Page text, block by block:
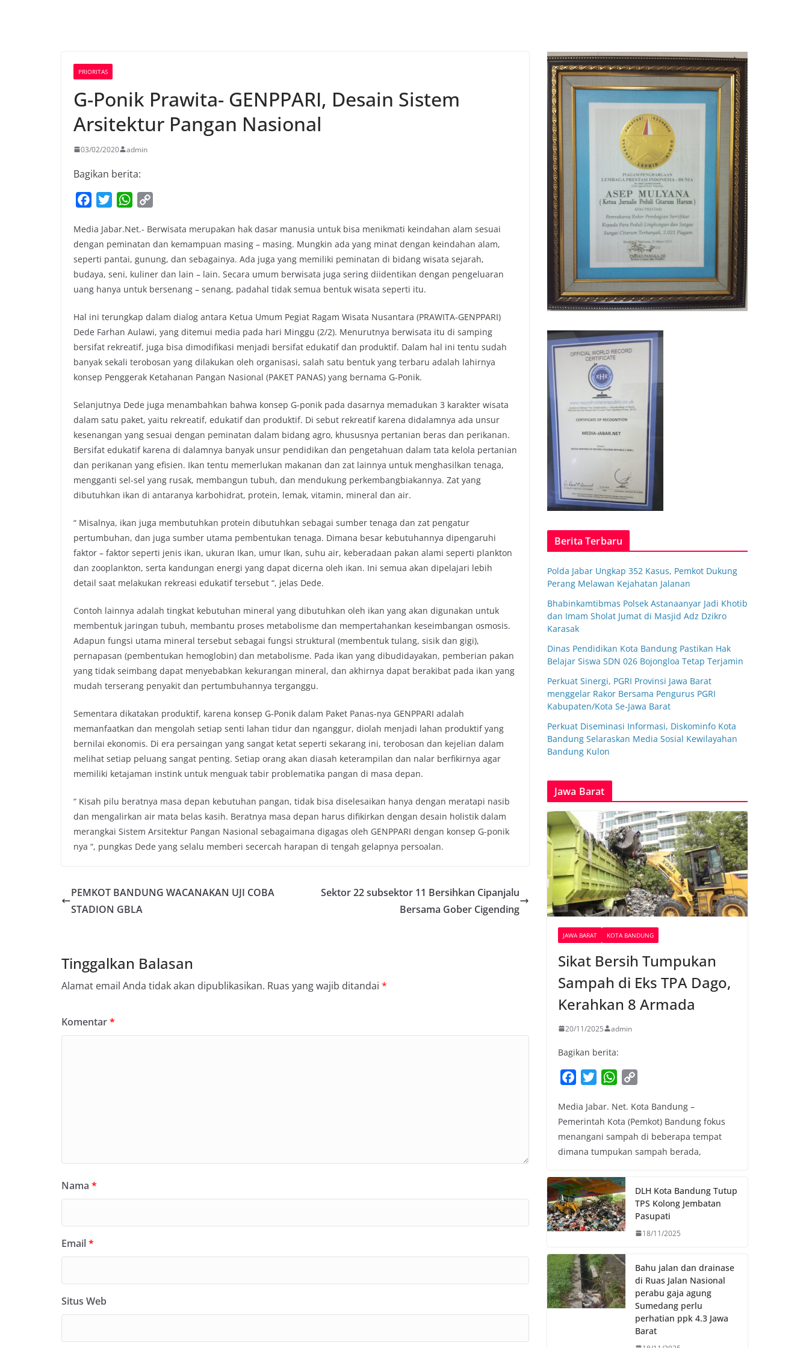
PRIORITAS
G-Ponik Prawita- GENPPARI, Desain Sistem
Arsitektur Pangan Nasional
03/02/2020 admin
Bagikan berita:
c
e
b
o
o
i
t
t
e
r
W
a
t
s
A
p
p
y
L
i
n
Media Jabar.Net.- Berwisata merupakan hak dasar manusia untuk bisa menikmati keindahan alam sesuai
dengan peminatan dan kemampuan masing – masing. Mungkin ada yang minat dengan keindahan alam,
seperti pantai, gunung, dan sebagainya. Ada juga yang memiliki peminatan di bidang wisata sejarah,
budaya, seni, kuliner dan lain – lain. Secara umum berwisata juga sering diidentikan dengan pengeluaran
uang hanya untuk bersenang – senang, padahal tidak semua bentuk wisata seperti itu.
Hal ini terungkap dalam dialog antara Ketua Umum Pegiat Ragam Wisata Nusantara (PRAWITA-GENPPARI)
Dede Farhan Aulawi, yang ditemui media pada hari Minggu (2/2). Menurutnya berwisata itu di samping
bersifat rekreatif, juga bisa dimodifikasi menjadi bersifat edukatif dan produktif. Dalam hal ini tentu sudah
banyak sekali terobosan yang dilakukan oleh organisasi, salah satu bentuk yang terbaru adalah lahirnya
konsep Penggerak Ketahanan Pangan Nasional (PAKET PANAS) yang bernama G-Ponik.
Selanjutnya Dede juga menambahkan bahwa konsep G-ponik pada dasarnya memadukan 3 karakter wisata
dalam satu paket, yaitu rekreatif, edukatif dan produktif. Di sebut rekreatif karena didalamnya ada unsur
kesenangan yang sesuai dengan peminatan dalam bidang agro, khususnya pertanian beras dan perikanan.
Bersifat edukatif karena di dalamnya banyak unsur pendidikan dan pengetahuan dalam tata kelola pertanian
dan perikanan yang efisien. Ikan tentu memerlukan makanan dan zat lainnya untuk menghasilkan tenaga,
mengganti sel-sel yang rusak, membangun tubuh, dan mendukung perkembangbiakannya. Zat yang
dibutuhkan ikan di antaranya karbohidrat, protein, lemak, vitamin, mineral dan air.
“ Misalnya, ikan juga membutuhkan protein dibutuhkan sebagai sumber tenaga dan zat pengatur
pertumbuhan, dan juga sumber utama pembentukan tenaga. Dimana besar kebutuhannya dipengaruhi
faktor – faktor seperti jenis ikan, ukuran Ikan, umur Ikan, suhu air, keberadaan pakan alami seperti plankton
dan zooplankton, serta kandungan energi yang dapat dicerna oleh ikan. Ini semua akan dipelajari lebih
detail saat melakukan rekreasi edukatif tersebut “, jelas Dede.
Contoh lainnya adalah tingkat kebutuhan mineral yang dibutuhkan oleh ikan yang akan digunakan untuk
membentuk jaringan tubuh, membantu proses metabolisme dan mempertahankan keseimbangan osmosis.
Adapun fungsi utama mineral tersebut sebagai fungsi struktural (membentuk tulang, sisik dan gigi),
pernapasan (pembentukan hemoglobin) dan metabolisme. Pada ikan yang dibudidayakan, pemberian pakan
yang tidak seimbang dapat menyebabkan kekurangan mineral, dan akhirnya dapat berakibat pada ikan yang
mudah terserang penyakit dan pertumbuhannya terganggu.
Sementara dikatakan produktif, karena konsep G-Ponik dalam Paket Panas-nya GENPPARI adalah
memanfaatkan dan mengolah setiap senti lahan tidur dan nganggur, diolah menjadi lahan produktif yang
bernilai ekonomis. Di era persaingan yang sangat ketat seperti sekarang ini, terobosan dan kejelian dalam
melihat setiap peluang sangat penting. Setiap orang akan diasah keterampilan dan nalar berfikirnya agar
memiliki ketajaman instink untuk menguak tabir problematika pangan di masa depan.
“ Kisah pilu beratnya masa depan kebutuhan pangan, tidak bisa diselesaikan hanya dengan meratapi nasib
dan mengalirkan air mata belas kasih. Beratnya masa depan harus difikirkan dengan desain holistik dalam
merangkai Sistem Arsitektur Pangan Nasional sebagaimana digagas oleh GENPPARI dengan konsep G-ponik
nya “, pungkas Dede yang selalu memberi secercah harapan di tengah gelapnya persoalan.
PEMKOT BANDUNG WACANAKAN UJI COBA
STADION GBLA
Sektor 22 subsektor 11 Bersihkan Cipanjalu
Bersama Gober Cigending
Tinggalkan Balasan
Alamat email Anda tidak akan dipublikasikan. Ruas yang wajib ditandai *
Komentar*
Nama *
Email*
Situs Web
Berita Terbaru
Polda Jabar Ungkap 352 Kasus, Pemkot Dukung
Perang Melawan Kejahatan Jalanan
Bhabinkamtibmas Polsek Astanaanyar Jadi Khotib
dan Imam Sholat Jumat di Masjid Adz Dzikro
Karasak
Dinas Pendidikan Kota Bandung Pastikan Hak
Belajar Siswa SDN 026 Bojongloa Tetap Terjamin
Perkuat Sinergi, PGRI Provinsi Jawa Barat
menggelar Rakor Bersama Pengurus PGRI
Kabupaten/Kota Se-Jawa Barat
Perkuat Diseminasi Informasi, Diskominfo Kota
Bandung Selaraskan Media Sosial Kewilayahan
Bandung Kulon
Jawa Barat
JAWA BARAT KOTA BANDUNG
Sikat Bersih Tumpukan
Sampah di Eks TPA Dago,
Kerahkan 8 Armada
20/11/2025 admin
Bagikan berita:
c
e
b
o
k
i
t
t
e
W
a
t
s
A
p
p
y
L
i
k
Media Jabar. Net. Kota Bandung –
Pemerintah Kota (Pemkot) Bandung fokus
menangani sampah di beberapa tempat
dimana tumpukan sampah berada,
DLH Kota Bandung Tutup
TPS Kolong Jembatan
Pasupati
18/11/2025
Bahu jalan dan drainase
di Ruas Jalan Nasional
perabu gaja agung
Sumedang perlu
perhatian ppk 4.3 Jawa
Barat